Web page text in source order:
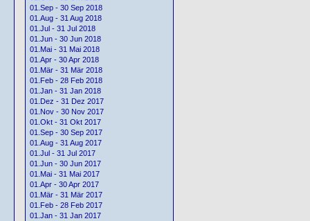
01.Sep - 30 Sep 2018
01.Aug - 31 Aug 2018
01.Jul - 31 Jul 2018
01.Jun - 30 Jun 2018
01.Mai - 31 Mai 2018
01.Apr - 30 Apr 2018
01.Mär - 31 Mär 2018
01.Feb - 28 Feb 2018
01.Jan - 31 Jan 2018
01.Dez - 31 Dez 2017
01.Nov - 30 Nov 2017
01.Okt - 31 Okt 2017
01.Sep - 30 Sep 2017
01.Aug - 31 Aug 2017
01.Jul - 31 Jul 2017
01.Jun - 30 Jun 2017
01.Mai - 31 Mai 2017
01.Apr - 30 Apr 2017
01.Mär - 31 Mär 2017
01.Feb - 28 Feb 2017
01.Jan - 31 Jan 2017